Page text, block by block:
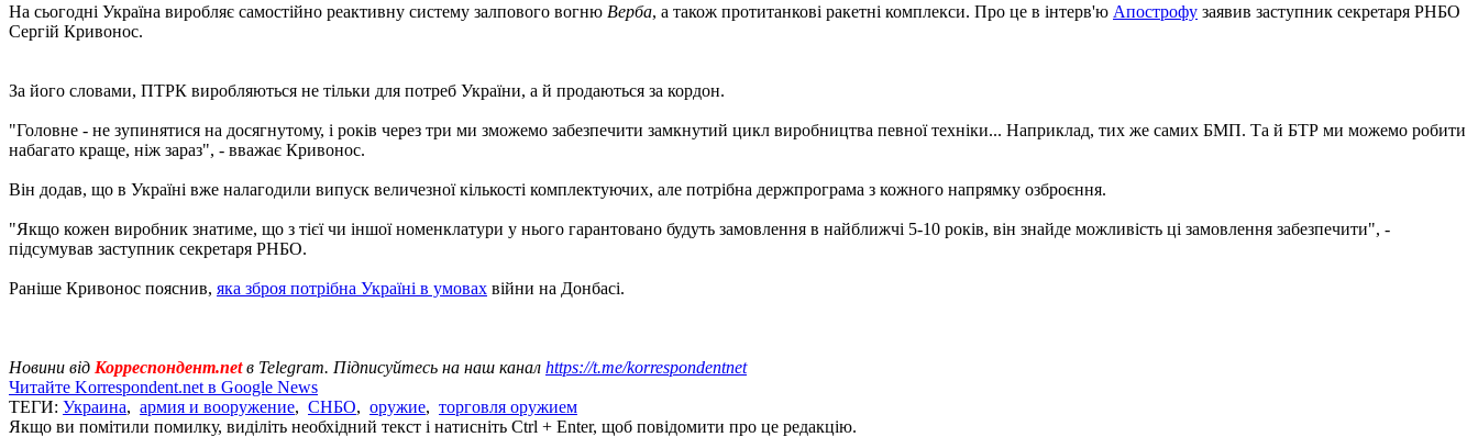
На сьогодні Україна виробляє самостійно реактивну систему залпового вогню Верба, а також протитанкові ракетні комплекси. Про це в інтерв'ю Апострофу заявив заступник секретаря РНБО
Сергій Кривонос.
За його словами, ПТРК виробляються не тільки для потреб України, а й продаються за кордон.
"Головне - не зупинятися на досягнутому, і років через три ми зможемо забезпечити замкнутий цикл виробництва певної техніки... Наприклад, тих же самих БМП. Та й БТР ми можемо робити
набагато краще, ніж зараз", - вважає Кривонос.
Він додав, що в Україні вже налагодили випуск величезної кількості комплектуючих, але потрібна держпрограма з кожного напрямку озброєння.
"Якщо кожен виробник знатиме, що з тієї чи іншої номенклатури у нього гарантовано будуть замовлення в найближчі 5-10 років, він знайде можливість ці замовлення забезпечити", -
підсумував заступник секретаря РНБО.
Раніше Кривонос пояснив, яка зброя потрібна Україні в умовах війни на Донбасі.
Новини від Корреспондент.netв Telegram. Підписуйтесь на наш канал https://t.me/korrespondentnet
Читайте Korrespondent.net в Google News
ТЕГИ: Украина, армия и вооружение, СНБО, оружие, торговля оружием
Якщо ви помітили помилку, виділіть необхідний текст і натисніть Ctrl + Enter, щоб повідомити про це редакцію.